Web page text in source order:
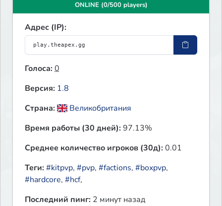
ONLINE (0/500 players)
Адрес (IP):
Голоса:0
Версия: 1.8
Страна:
Великобритания
Время работы (30 дней):97.13%
Среднее количество игроков (30д):0.01
Теги:#kitpvp, #pvp, #factions, #boxpvp,
#hardcore, #hcf,
Последний пинг: 2 минут назад